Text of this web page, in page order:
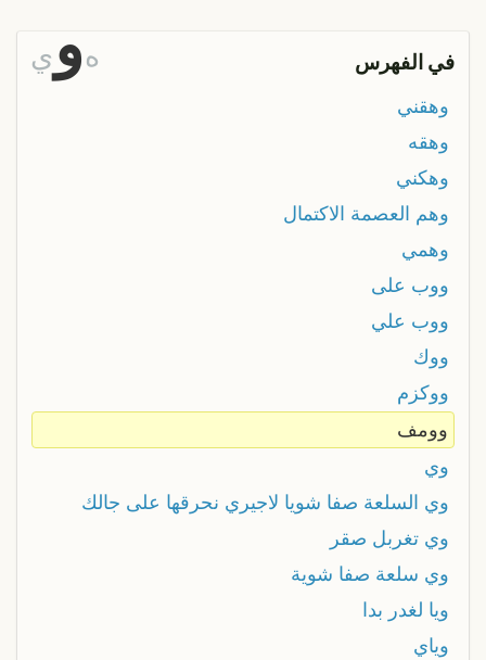
في الفهرس هو ي
وهقني
وهقه
وهكني
وهم العصمة الاكتمال
وهمي
ووب على
ووب علي
ووك
ووكزم
وومف
وي
وي السلعة صفا شويا لاجيري نحرقها على جالك
وي تغربل صقر
وي سلعة صفا شوية
ويا لغدر بدا
وياي